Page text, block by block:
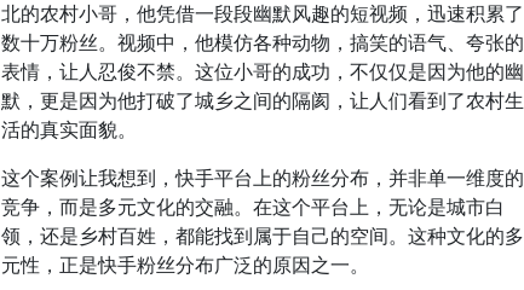
北的农村小哥，他凭借一段段幽默风趣的短视频，迅速积累了
数十万粉丝。视频中，他模仿各种动物，搞笑的语气、夸张的
表情，让人忍俊不禁。这位小哥的成功，不仅仅是因为他的幽
默，更是因为他打破了城乡之间的隔阂，让人们看到了农村生
活的真实面貌。
这个案例让我想到，快手平台上的粉丝分布，并非单一维度的
竞争，而是多元文化的交融。在这个平台上，无论是城市白
领，还是乡村百姓，都能找到属于自己的空间。这种文化的多
元性，正是快手粉丝分布广泛的原因之一。